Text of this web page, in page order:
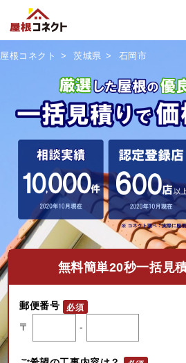
屋根コネクト 茨城県 石岡市
無料簡単20秒一括見
郵便番号
〒
-